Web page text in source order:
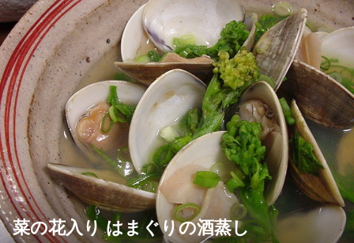
菜の花入り はまぐりの酒蒸し